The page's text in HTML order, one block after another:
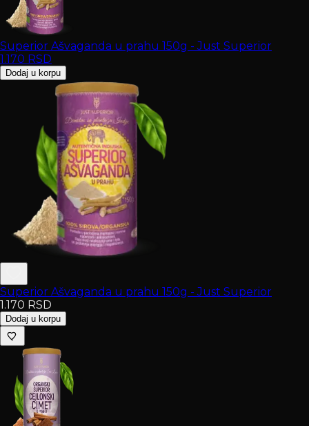
Superior Ašvaganda u prahu 150g - Just Superior
1.170 RSD
Dodaj u korpu
Superior Ašvaganda u prahu 150g - Just Superior
1.170 RSD
Dodaj u korpu